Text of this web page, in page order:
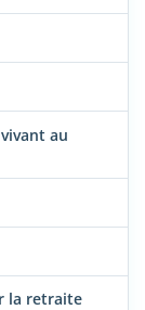
au
la retraite